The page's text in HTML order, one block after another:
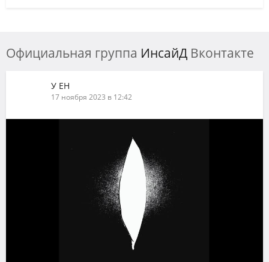
Официальная группа ИнсайД Вконтакте
У ЕН
17 ноября 2023 в 12:42